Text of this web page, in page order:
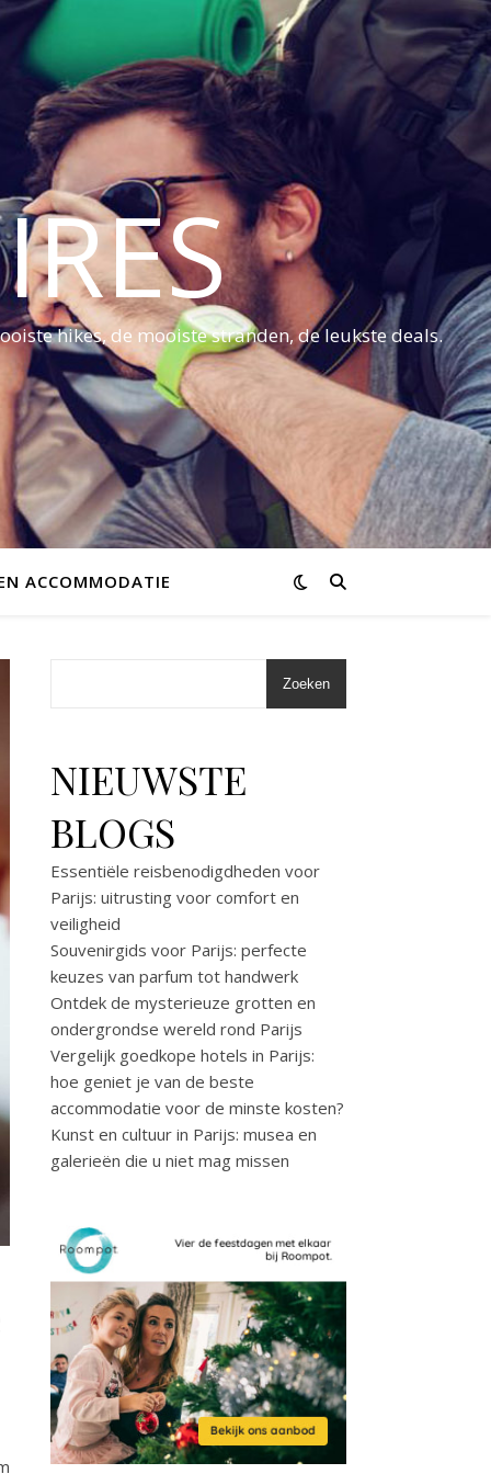
hikes, de mooiste stranden, de leukste deals.
ACCOMMODATIE
Zoeken
NIEUWSTE
BLOGS
Essentiële reisbenodigdheden voor
Parijs: uitrusting voor comfort en
veiligheid
Souvenirgids voor Parijs: perfecte
keuzes van parfum tot handwerk
Ontdek de mysterieuze grotten en
ondergrondse wereld rond Parijs
Vergelijk goedkope hotels in Parijs:
hoe geniet je van de beste
accommodatie voor de minste kosten?
Kunst en cultuur in Parijs: musea en
galerieën die u niet mag missen